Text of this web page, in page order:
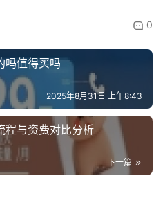
0
吗值得买吗
2025年8月31日 上午8:43
程与资费对比分析
下一篇